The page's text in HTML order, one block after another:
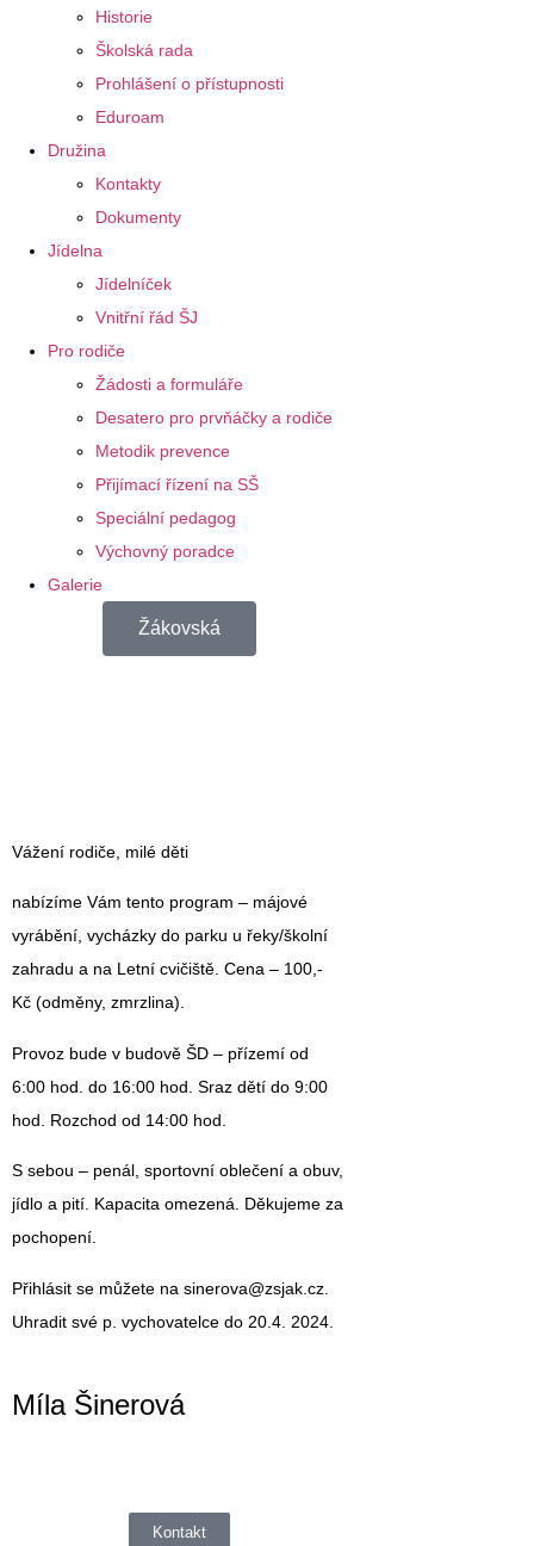
Historie
Školská rada
Prohlášení o přístupnosti
Eduroam
Družina
Kontakty
Dokumenty
Jídelna
Jídelníček
Vnitřní řád ŠJ
Pro rodiče
Žádosti a formuláře
Desatero pro prvňáčky a rodiče
Metodik prevence
Přijímací řízení na SŠ
Speciální pedagog
Výchovný poradce
Galerie
Žákovská
Vážení rodiče, milé děti
nabízíme Vám tento program – májové
vyrábění, vycházky do parku u řeky/školní
zahradu a na Letní cvičiště. Cena – 100,-
Kč (odměny, zmrzlina).
Provoz bude v budově ŠD – přízemí od
6:00 hod. do 16:00 hod. Sraz dětí do 9:00
hod. Rozchod od 14:00 hod.
S sebou – penál, sportovní oblečení a obuv,
jídlo a pití. Kapacita omezená. Děkujeme za
pochopení.
Přihlásit se můžete na sinerova@zsjak.cz.
Uhradit své p. vychovatelce do 20.4. 2024.
Míla Šinerová
Kontakt